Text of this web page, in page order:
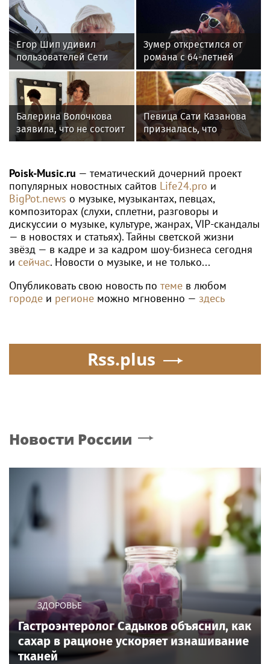
Егор Шип удивил
пользователей Сети
кардинальной сменой
своего имиджа
Зумер открестился от
романа с 64-летней
Жанной Агузаровой
Балерина Волочкова
заявила, что не состоит
в отношениях с
Певица Сати Казанова
призналась, что
назвала дочь в честь
Poisk-Music.ru — тематический дочерний проект
популярных новостных сайтов Life24.pro и
BigPot.news о музыке, музыкантах, певцах,
композиторах (слухи, сплетни, разговоры и
дискуссии о музыке, культуре, жанрах, VIP-скандалы
— в новостях и статьях). Тайны светской жизни
звёзд — в кадре и за кадром шоу-бизнеса сегодня
и сейчас. Новости о музыке, и не только...
Опубликовать свою новость по теме в любом
городе и регионе можно мгновенно — здесь
Rss.plus
Новости России
ЗДОРОВЬЕ
Гастроэнтеролог Садыков объяснил, как
сахар в рационе ускоряет изнашивание
тканей